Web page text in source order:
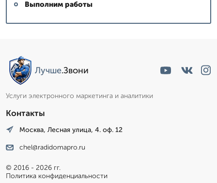
Выполним работы
Лучше.Звони
Услуги электронного маркетинга и аналитики
Контакты
Москва, Лесная улица, 4. оф. 12
chel@radidomapro.ru
© 2016 - 2026 гг.
Политика конфиденциальности